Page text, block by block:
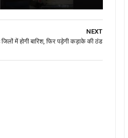
NEXT
में होगी बारिश, फिर पड़ेगी कड़ाके की ठंड